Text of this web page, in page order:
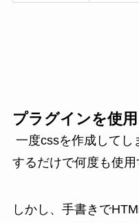
プラグインを使
一度cssを作成してし
するだけで何度も使用
しかし、手書きで